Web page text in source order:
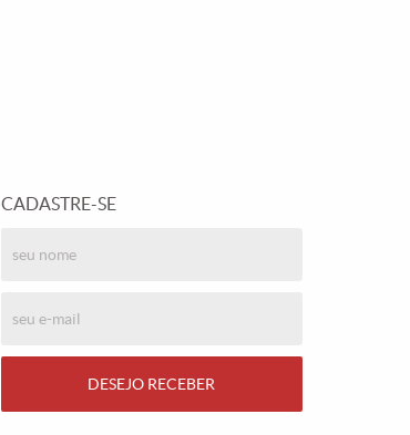
CADASTRE-SE
DESEJO RECEBER